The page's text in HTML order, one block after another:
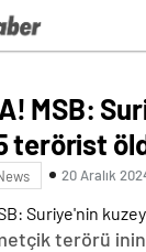
MSB:
terörist
20 Aralık
terörü